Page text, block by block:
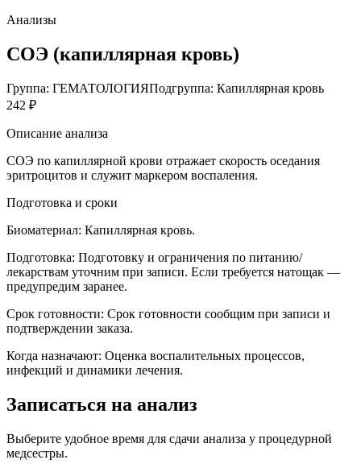
Анализы
СОЭ (капиллярная кровь)
Группа: ГЕМАТОЛОГИЯПодгруппа: Капиллярная кровь
242 ₽
Описание анализа
СОЭ по капиллярной крови отражает скорость оседания
эритроцитов и служит маркером воспаления.
Подготовка и сроки
Биоматериал: Капиллярная кровь.
Подготовка: Подготовку и ограничения по питанию/
лекарствам уточним при записи. Если требуется натощак —
предупредим заранее.
Срок готовности: Срок готовности сообщим при записи и
подтверждении заказа.
Когда назначают: Оценка воспалительных процессов,
инфекций и динамики лечения.
Записаться на анализ
Выберите удобное время для сдачи анализа у процедурной
медсестры.